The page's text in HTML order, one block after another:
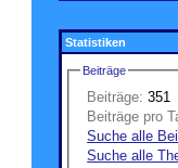
Statistiken
Beiträge
Beiträge: 351
Beiträge pro
Suche alle
Suche alle